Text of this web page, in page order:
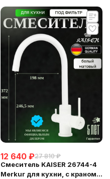
12 640 ₽27 810 ₽
Смеситель KAISER 26744-4
Merkur для кухни, с краном